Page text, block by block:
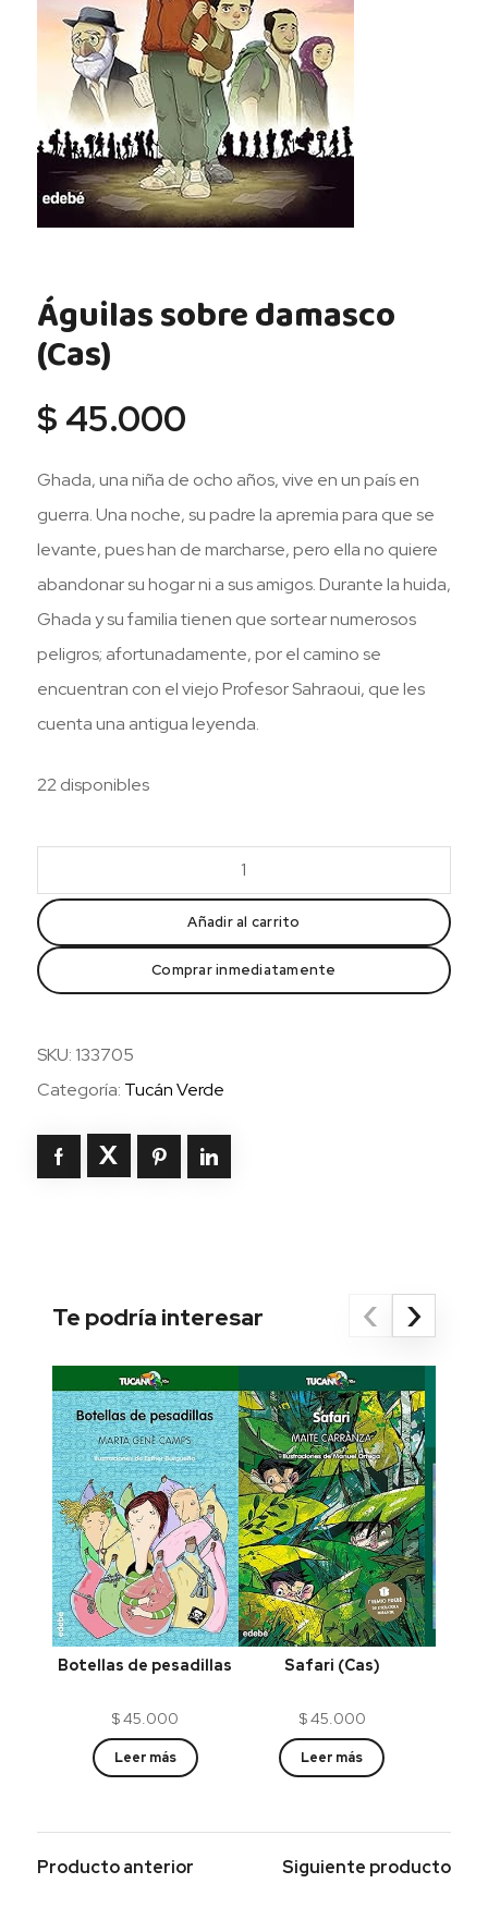
Águilas sobre damasco
(Cas)
$ 45.000
Ghada, una niña de ocho años, vive en un país en
guerra. Una noche, su padre la apremia para que se
levante, pues han de marcharse, pero ella no quiere
abandonar su hogar ni a sus amigos. Durante la huida,
Ghada y su familia tienen que sortear numerosos
peligros; afortunadamente, por el camino se
encuentran con el viejo Profesor Sahraoui, que les
cuenta una antigua leyenda.
22 disponibles
sobre
damasco
(Cas)
cantidad
Añadir al carrito
Comprar inmediatamente
SKU:133705
Categoría: Tucán Verde
Te podría interesar ‹ ›
Botellas de pesadillas
$45.000
Leer más
Safari (Cas)
$45.000
Leer más
Producto anterior Siguiente producto